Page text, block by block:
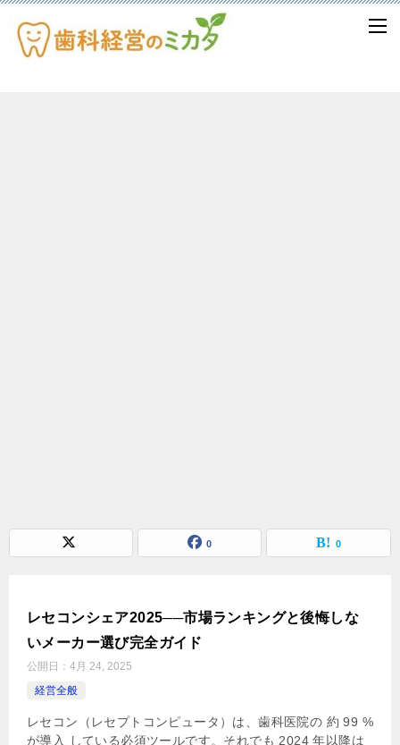
0 0
レセコンシェア2025──市場ランキングと後悔しな
いメーカー選び完全ガイド
公開日： 4月 24, 2025
経営全般
レセコン（レセプトコンピュータ）は、歯科医院の 約 99 %
が導入 している必須ツールです。それでも 2024 年以降は